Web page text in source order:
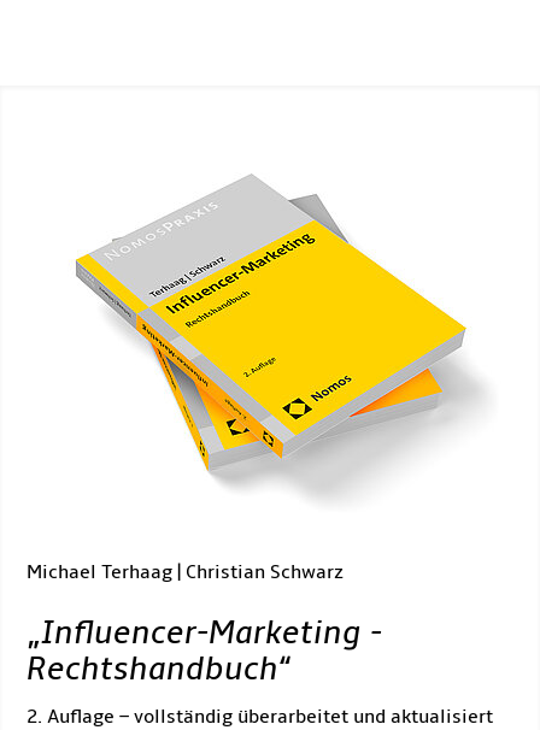
Michael Terhaag | Christian Schwarz
„Influencer-Marketing -
Rechtshandbuch“
2. Auflage – vollständig überarbeitet und aktualisiert